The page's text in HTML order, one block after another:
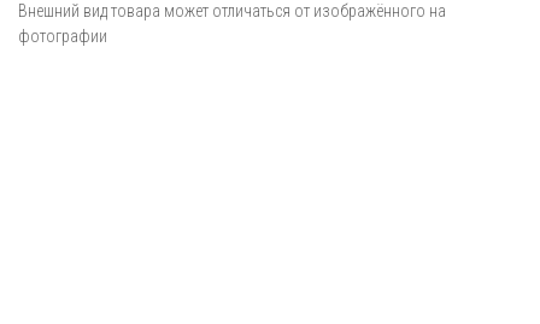
Внешний вид товара может отличаться от изображённого на
фотографии